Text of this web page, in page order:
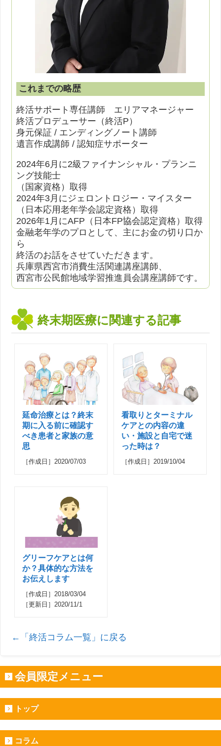
これまでの略歴
終活サポート専任講師 エリアマネージャー
終活プロデューサー（終活P）
身元保証 / エンディングノート講師
遺言作成講師 / 認知症サポーター
2024年6月に2級ファイナンシャル・プランニ
ング技能士
（国家資格）取得
2024年3月にジェロントロジー・マイスター
（日本応用老年学会認定資格）取得
2026年1月にAFP（日本FP協会認定資格）取得
金融老年学のプロとして、主にお金の切り口か
ら
終活のお話をさせていただきます。
兵庫県西宮市消費生活関連講座講師、
西宮市公民館地域学習推進員会講座講師です。
終末期医療に関連する記事
延命治療とは？終末
期に入る前に確認す
べき患者と家族の意
思
［作成日］2020/07/03
看取りとターミナル
ケアとの内容の違
い・施設と自宅で迷
った時は？
［作成日］2019/10/04
グリーフケアとは何
か？具体的な方法を
お伝えします
［作成日］2018/03/04
［更新日］2020/11/1
←「終活コラム一覧」に戻る
会員限定メニュー
トップ
コラム